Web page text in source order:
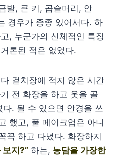
발, 큰 키, 곱슬머리, 안
경우가 종종 있어서다. 하
, 누군가의 신체적인 특징
론된 적은 없었다.
겉치장에 적지 않은 시간
전 화장을 하고 옷을 골
. 될 수 있으면 안경을 쓰
했고, 풀 메이크업은 아니
꼭 하고 다녔다. 화장하지
보지?” 하는, 농담을 가장한